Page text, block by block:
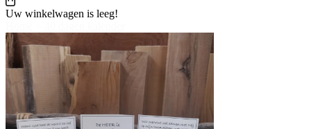
Uw winkelwagen is leeg!